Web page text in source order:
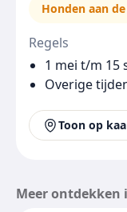
Honden aan
Regels
1 mei t/m 15
Overige
Toon op
Meer ontdekken